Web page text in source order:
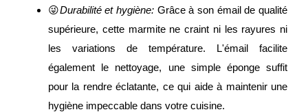
😜Durabilité et hygiène: Grâce à son émail de qualité
supérieure, cette marmite ne craint ni les rayures ni
les variations de température. L'émail facilite
également le nettoyage, une simple éponge suffit
pour la rendre éclatante, ce qui aide à maintenir une
hygiène impeccable dans votre cuisine.